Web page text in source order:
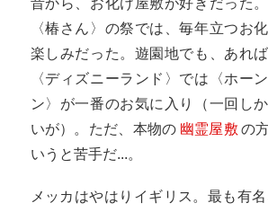
〈椿さん〉の祭では、毎年立つお
楽しみだった。遊園地でも、あれば
〈ディズニーランド〉では〈ホー
ン〉が一番のお気に入り（一回し
いが）。ただ、本物の 幽霊屋敷 の
いうと苦手だ...。
メッカはやはりイギリス。最も有